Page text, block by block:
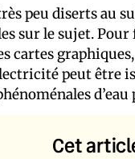
peu diserts au
sur le sujet.
cartes
peut être
Cet